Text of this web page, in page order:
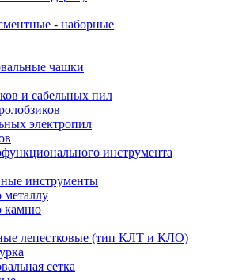
- наборные
чашки
и сабельных пил
электропил
инструмента
инструменты
металлу
камню
лепестковые (тип КЛТ и КЛО)
сетка